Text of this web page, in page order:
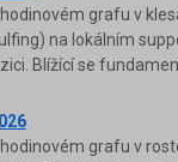
grafu v
na lokálním
Blížící se
grafu v